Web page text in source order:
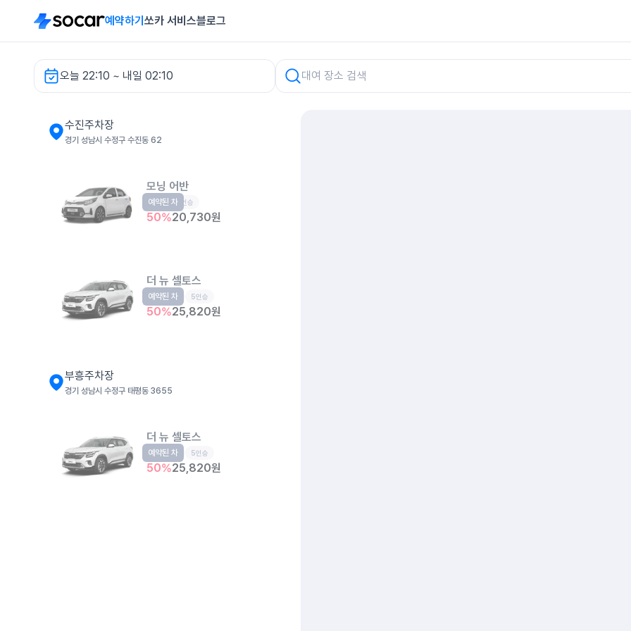
예약하기 쏘카 서비스블로그
오늘 22:10 ~ 내일 02:10
수진주차장 렌터카
수진주차장
경기 성남시 수정구 수진동 62
모닝 어반
경형 5인승
50%20,730원
예약된 차
더 뉴 셀토스
소형SUV 5인승
50%25,820원
예약된 차
부흥주차장
경기 성남시 수정구 태평동 3655
더 뉴 셀토스
소형SUV 5인승
50%25,820원
예약된 차